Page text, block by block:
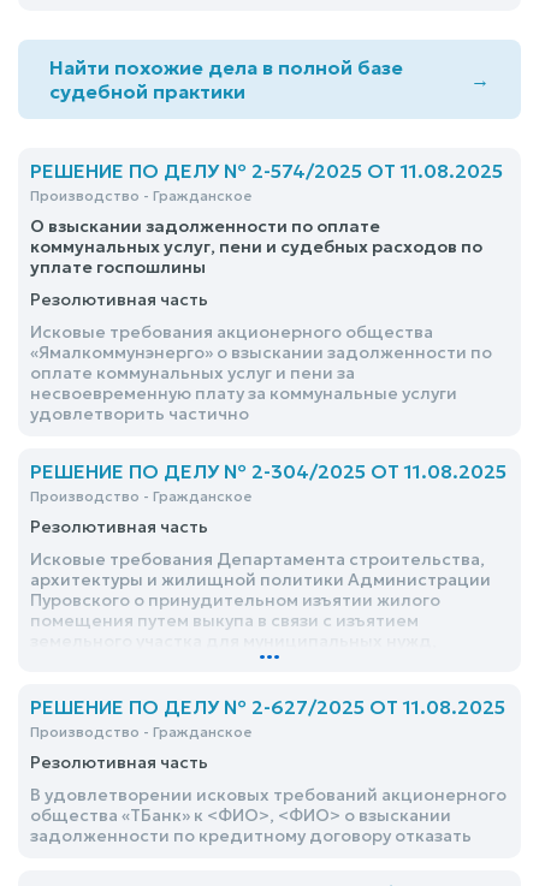
Найти похожие дела в полной базе
судебной практики
→
РЕШЕНИЕ ПО ДЕЛУ № 2-574/2025 ОТ 11.08.2025
Производство - Гражданское
О взыскании задолженности по оплате
коммунальных услуг, пени и судебных расходов по
уплате госпошлины
Резолютивная часть
Исковые требования акционерного общества
«Ямалкоммунэнерго» о взыскании задолженности по
оплате коммунальных услуг и пени за
несвоевременную плату за коммунальные услуги
удовлетворить частично
РЕШЕНИЕ ПО ДЕЛУ № 2-304/2025 ОТ 11.08.2025
Производство - Гражданское
Резолютивная часть
Исковые требования Департамента строительства,
архитектуры и жилищной политики Администрации
Пуровского о принудительном изъятии жилого
помещения путем выкупа в связи с изъятием
прекращении права собственности, признании права
пользования жилым помещением, возложении
обязанности освободить жилое помещение
удовлетворить частично
...
РЕШЕНИЕ ПО ДЕЛУ № 2-627/2025 ОТ 11.08.2025
Производство - Гражданское
Резолютивная часть
В удовлетворении исковых требований акционерного
общества «ТБанк» к <ФИО>, <ФИО> о взыскании
задолженности по кредитному договору отказать